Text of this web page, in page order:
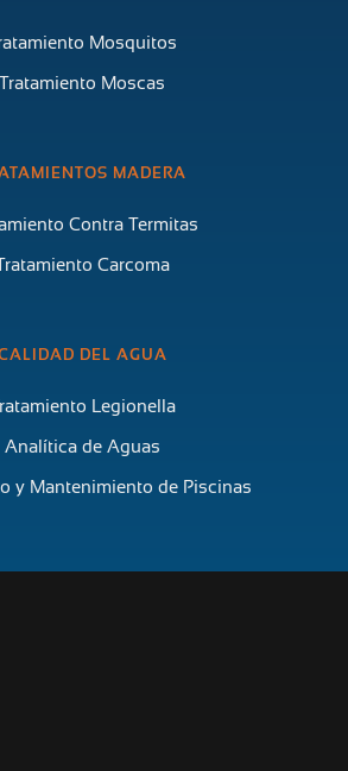
Mosquitos
Tratamiento Moscas
MADERA
Contra Termitas
Carcoma
DEL AGUA
Legionella
Analítica de Aguas
y Mantenimiento de Piscinas